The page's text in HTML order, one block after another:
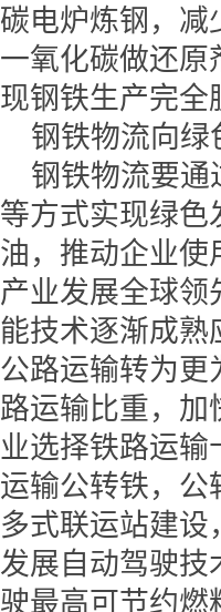
碳电炉炼钢，减
一氧化碳做还原
现钢铁生产完全
钢铁物流向绿
钢铁物流要通
等方式实现绿色
油，推动企业使
产业发展全球领
能技术逐渐成熟
公路运输转为更
路运输比重，加
业选择铁路运输
运输公转铁，公
多式联运站建
发展自动驾驶技
驶最高可节约燃